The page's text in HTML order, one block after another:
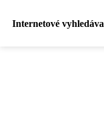
Internetové